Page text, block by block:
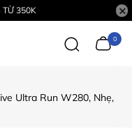
TỪ 350K
0
Ultra Run W280, Nhẹ,